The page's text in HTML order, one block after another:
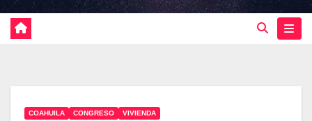
COAHUILA CONGRESO VIVIENDA